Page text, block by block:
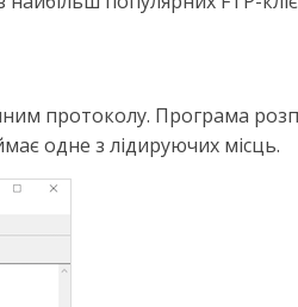
протоколу. Програма
одне з лідируючих місць.